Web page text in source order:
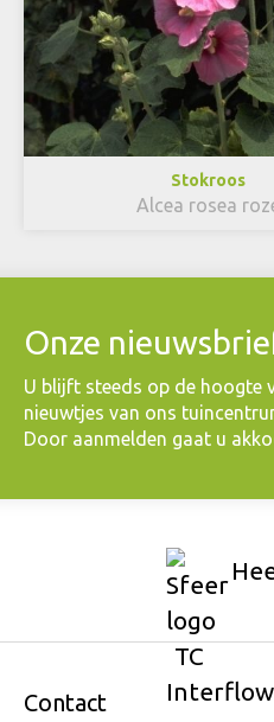
Stokroos
Alcea rosea
Onze
​U blijft steeds op de hoogte
nieuwtjes van ons
Door aanmelden gaat u
Contact